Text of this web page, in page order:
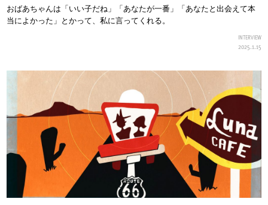
おばあちゃんは「いい子だね」「あなたが一番」「あなたと出会えて本
当によかった」とかって、私に言ってくれる。
INTERVIEW
2025.1.15